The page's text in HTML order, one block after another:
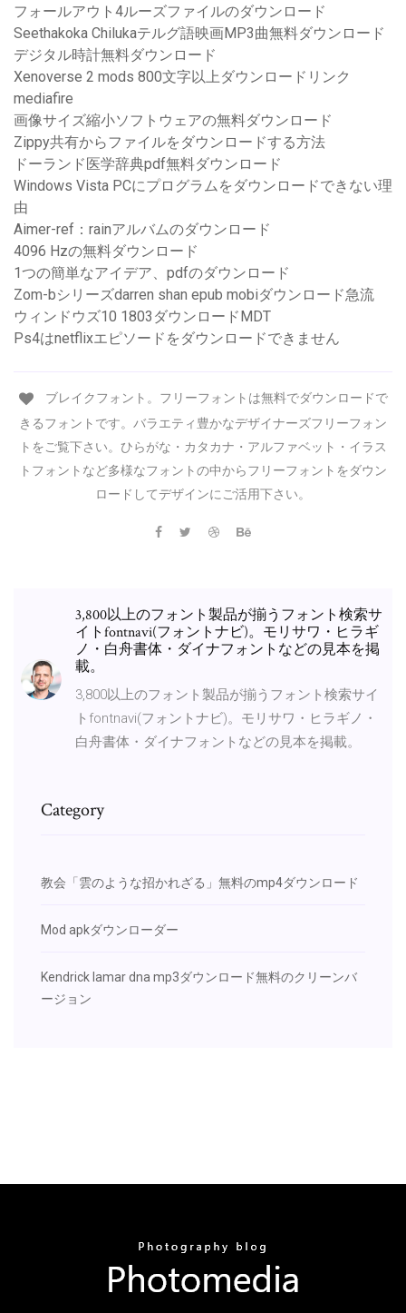
フォールアウト4ルーズファイルのダウンロード
Seethakoka Chilukaテルグ語映画MP3曲無料ダウンロード
デジタル時計無料ダウンロード
Xenoverse 2 mods 800文字以上ダウンロードリンク
mediafire
画像サイズ縮小ソフトウェアの無料ダウンロード
Zippy共有からファイルをダウンロードする方法
ドーランド医学辞典pdf無料ダウンロード
Windows Vista PCにプログラムをダウンロードできない理
由
Aimer-ref：rainアルバムのダウンロード
4096 Hzの無料ダ​​ウンロード
1つの簡単なアイデア、pdfのダウンロード
Zom-bシリーズdarren shan epub mobiダウンロード急流
ウィンドウズ10 1803ダウンロードMDT
Ps4はnetflixエピソードをダウンロードできません
ブレイクフォント。フリーフォントは無料でダウンロードで
きるフォントです。バラエティ豊かなデザイナーズフリーフォン
トをご覧下さい。ひらがな・カタカナ・アルファベット・イラス
トフォントなど多様なフォントの中からフリーフォントをダウン
ロードしてデザインにご活用下さい。
3,800以上のフォント製品が揃うフォント検索サ
イトfontnavi(フォントナビ)。モリサワ・ヒラギ
ノ・白舟書体・ダイナフォントなどの見本を掲
載。
3,800以上のフォント製品が揃うフォント検索サイ
トfontnavi(フォントナビ)。モリサワ・ヒラギノ・
白舟書体・ダイナフォントなどの見本を掲載。
Category
教会「雲のような招かれざる」無料のmp4ダウンロード
Mod apkダウンローダー
Kendrick lamar dna mp3ダウンロード無料のクリーンバ
ージョン